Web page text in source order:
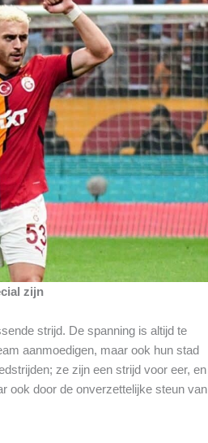
zijn
strijd. De spanning is altijd te
aanmoedigen, maar ook hun stad
ze zijn een strijd voor eer, en
ook door de onverzettelijke steun van